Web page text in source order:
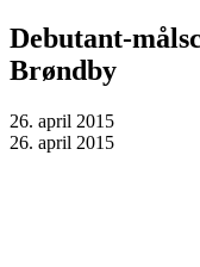
Debutant-
Brøndby
26. april 2015
26. april 2015